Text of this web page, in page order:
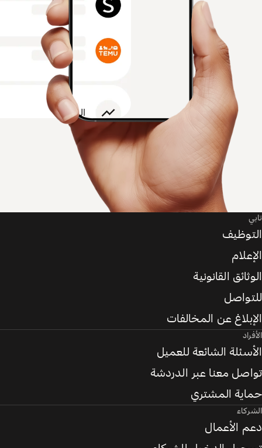
تابي
التوظيف
الإعلام
الوثائق القانونية
للتواصل
الإبلاغ عن المخالفات
الأفراد
الأسئلة الشائعة للعميل
تواصل معنا عبر الدردشة
حماية المشتري
الشركاء
دعم الأعمال